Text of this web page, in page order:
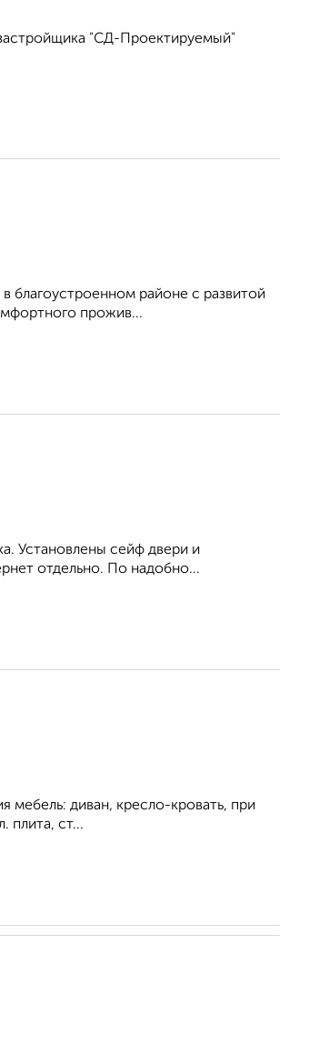
"СД-Проектируемый"
благоустроенном районе с развитой
прожив...
Установлены сейф двери и
отдельно. По надобно...
мебель: диван, кресло-кровать, при
плита, ст...